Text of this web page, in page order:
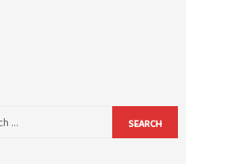
SEARCH